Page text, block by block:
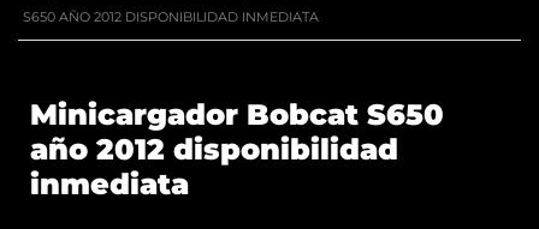
S650 AÑO 2012 DISPONIBILIDAD INMEDIATA
Minicargador Bobcat S650
año 2012 disponibilidad
inmediata